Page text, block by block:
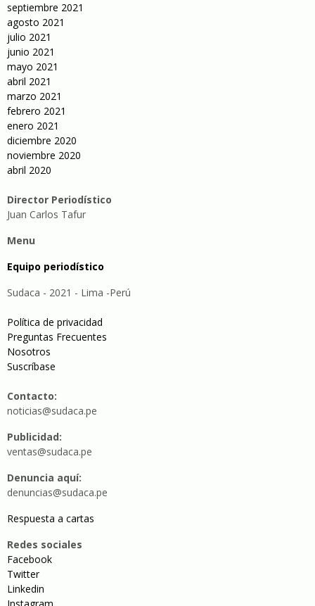
septiembre 2021
agosto 2021
julio 2021
junio 2021
mayo 2021
abril 2021
marzo 2021
febrero 2021
enero 2021
diciembre 2020
noviembre 2020
abril 2020
Director Periodístico
Juan Carlos Tafur
Menu
Equipo periodístico
Sudaca - 2021 - Lima -Perú
Política de privacidad
Preguntas Frecuentes
Nosotros
Suscríbase
Contacto:
noticias@sudaca.pe
Publicidad:
ventas@sudaca.pe
Denuncia aquí:
denuncias@sudaca.pe
Respuesta a cartas
Redes sociales
Facebook
Twitter
Linkedin